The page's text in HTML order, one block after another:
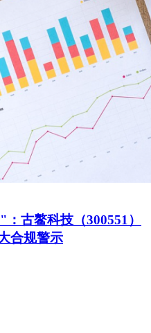
古鳌科技（300551）
合规警示